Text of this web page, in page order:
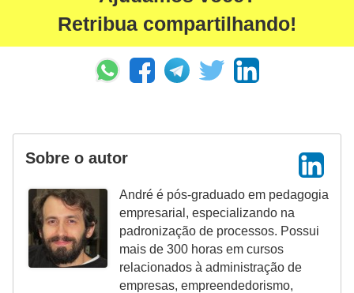
Retribua compartilhando!
Sobre o autor
André é pós-graduado em pedagogia
empresarial, especializando na
padronização de processos. Possui
mais de 300 horas em cursos
relacionados à administração de
empresas, empreendedorismo,
o